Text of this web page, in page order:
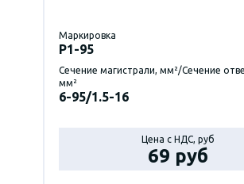
Маркировка
P1-95
Сечение магистрали, мм²/Сечение
мм²
6-95/1.5-16
Цена с НДС, руб
69 руб